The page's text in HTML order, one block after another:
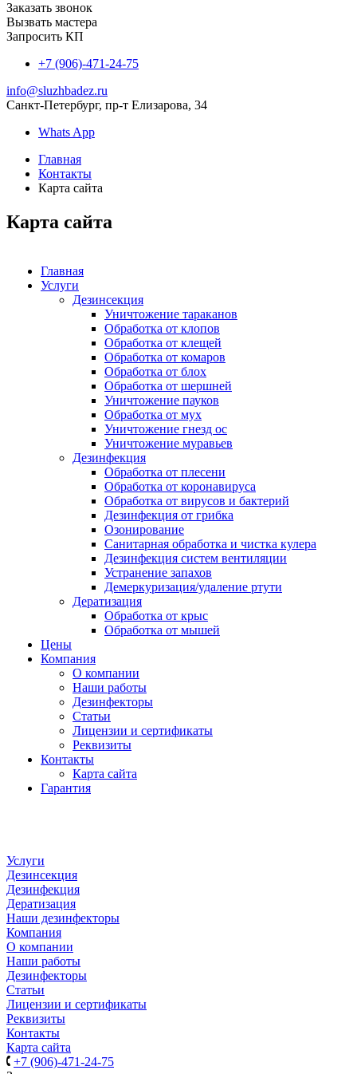
Заказать звонок
Вызвать мастера
Запросить КП
+7 (906)-471-24-75
info@sluzhbadez.ru
Санкт-Петербург, пр-т Елизарова, 34
Whats App
Главная
Контакты
Карта сайта
Карта сайта
Главная
Услуги
Дезинсекция
Уничтожение тараканов
Обработка от клопов
Обработка от клещей
Обработка от комаров
Обработка от блох
Обработка от шершней
Уничтожение пауков
Обработка от мух
Уничтожение гнезд ос
Уничтожение муравьев
Дезинфекция
Обработка от плесени
Обработка от коронавируса
Обработка от вирусов и бактерий
Дезинфекция от грибка
Озонирование
Санитарная обработка и чистка кулера
Дезинфекция систем вентиляции
Устранение запахов
Демеркуризация/удаление ртути
Дератизация
Обработка от крыс
Обработка от мышей
Цены
Компания
О компании
Наши работы
Дезинфекторы
Статьи
Лицензии и сертификаты
Реквизиты
Контакты
Карта сайта
Гарантия
Услуги
Дезинсекция
Дезинфекция
Дератизация
Наши дезинфекторы
Компания
О компании
Наши работы
Дезинфекторы
Статьи
Лицензии и сертификаты
Реквизиты
Контакты
Карта сайта
+7 (906)-471-24-75